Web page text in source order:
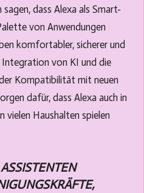
dass Alexa als Smart-
von Anwendungen
komfortabler, sicherer und
Integration von KI und die
Kompatibilität mit neuen
dafür, dass Alexa auch in
vielen Haushalten spielen